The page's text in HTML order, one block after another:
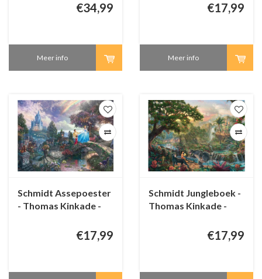
€34,99
Meer info
€17,99
Meer info
Schmidt Assepoester
- Thomas Kinkade -
€17,99
Schmidt Jungleboek -
Thomas Kinkade -
€17,99